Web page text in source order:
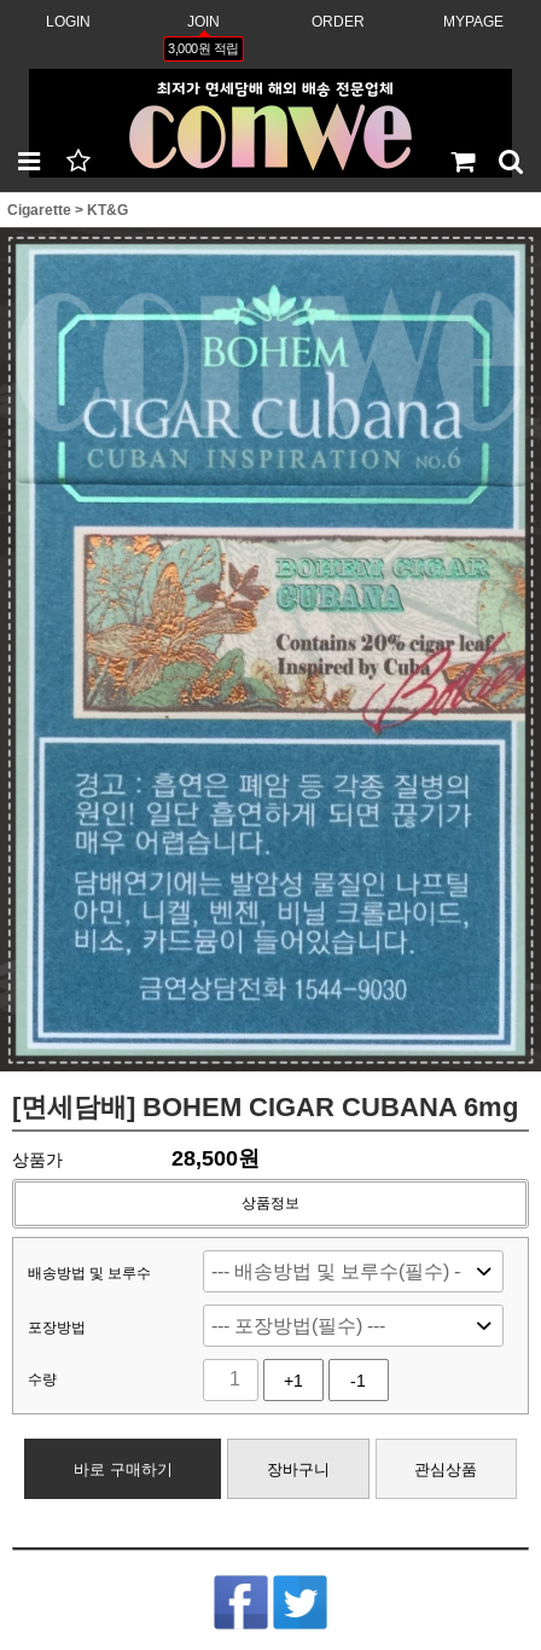
LOGIN JOIN
3,000원 적립
ORDER MYPAGE
Cigarette > KT&G
[면세담배] BOHEM CIGAR CUBANA 6mg
상품가 28,500원
상품정보
배송방법 및 보루수
포장방법
수량 +1 -1
바로 구매하기 장바구니 관심상품